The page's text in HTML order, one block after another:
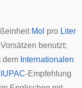
Mol pro Liter
benutzt;
dem Internationalen
IUPAC-Empfehlung